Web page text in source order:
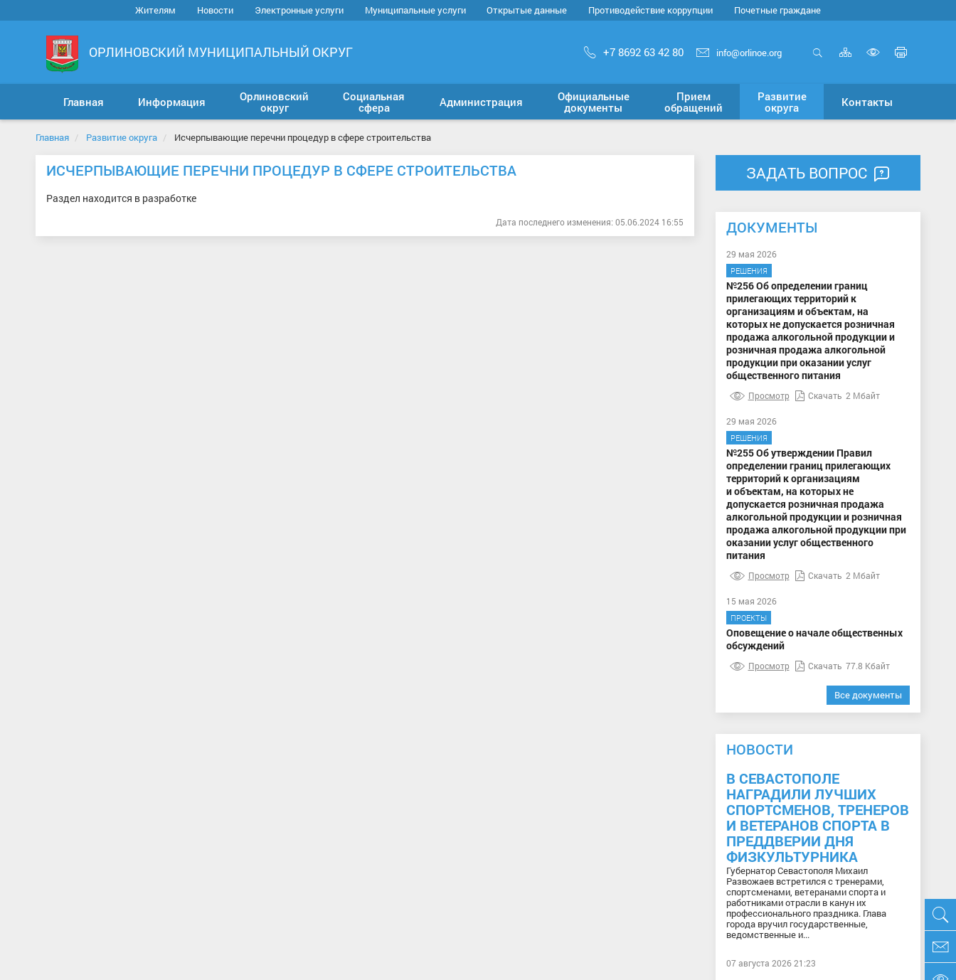
Жителям Новости Электронные услуги Муниципальные услуги Открытые данные Противодействие коррупции Почетные граждане
ОРЛИНОВСКИЙ МУНИЦИПАЛЬНЫЙ ОКРУГ +7 8692 63 42 80 info@orlinoe.org Карта
сайта
версию
для
Главная Информация
Орлиновский
округ
Социальная
сфера
Администрация
Официальные
документы
Прием
обращений
Развитие
округа
Контакты
Главная Развитие округа Исчерпывающие перечни процедур в сфере строительства
ИСЧЕРПЫВАЮЩИЕ ПЕРЕЧНИ ПРОЦЕДУР В СФЕРЕ СТРОИТЕЛЬСТВА
Раздел находится в разработке
Дата последнего изменения: 05.06.2024 16:55
ЗАДАТЬ ВОПРОС
ДОКУМЕНТЫ
29 мая 2026
РЕШЕНИЯ
№256 Об определении границ
прилегающих территорий к
организациям и объектам, на
которых не допускается розничная
продажа алкогольной продукции и
розничная продажа алкогольной
продукции при оказании услуг
общественного питания
Просмотр Скачать 2 Мбайт
29 мая 2026
РЕШЕНИЯ
№255 Об утверждении Правил
определении границ прилегающих
территорий к организациям
и объектам, на которых не
допускается розничная продажа
алкогольной продукции и розничная
продажа алкогольной продукции при
оказании услуг общественного
питания
Просмотр Скачать 2 Мбайт
15 мая 2026
ПРОЕКТЫ
Оповещение о начале общественных
обсуждений
Просмотр Скачать 77.8 Кбайт
Все документы
НОВОСТИ
В СЕВАСТОПОЛЕ
НАГРАДИЛИ ЛУЧШИХ
СПОРТСМЕНОВ, ТРЕНЕРОВ
И ВЕТЕРАНОВ СПОРТА В
ПРЕДДВЕРИИ ДНЯ
ФИЗКУЛЬТУРНИКА
Губернатор Севастополя Михаил
Развожаев встретился с тренерами,
спортсменами, ветеранами спорта и
работниками отрасли в канун их
профессионального праздника. Глава
города вручил государственные,
ведомственные и...
07 августа 2026 21:23